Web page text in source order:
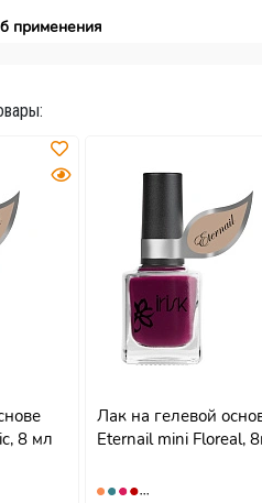
применения
8 мл
Лак на гелевой
Eternail mini Floreal,